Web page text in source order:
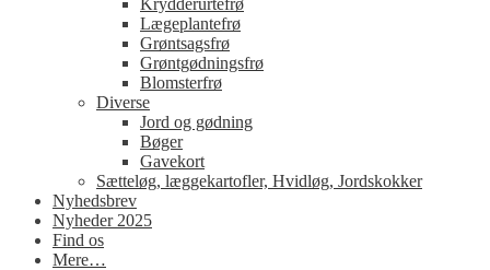
Krydderurtefrø
Lægeplantefrø
Grøntsagsfrø
Grøntgødningsfrø
Blomsterfrø
Diverse
Jord og gødning
Bøger
Gavekort
Sætteløg, læggekartofler, Hvidløg, Jordskokker
Nyhedsbrev
Nyheder 2025
Find os
Mere…